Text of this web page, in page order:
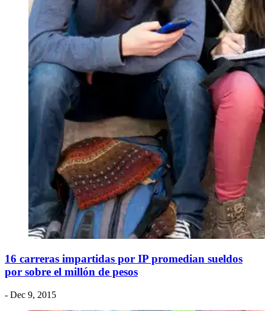
16 carreras impartidas por IP promedian sueldos
por sobre el millón de pesos
- Dec 9, 2015